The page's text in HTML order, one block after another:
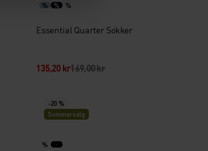
% % %
Essential Quarter Sokker
135,20 kr169,00 kr
-20 %
Sommersalg
%